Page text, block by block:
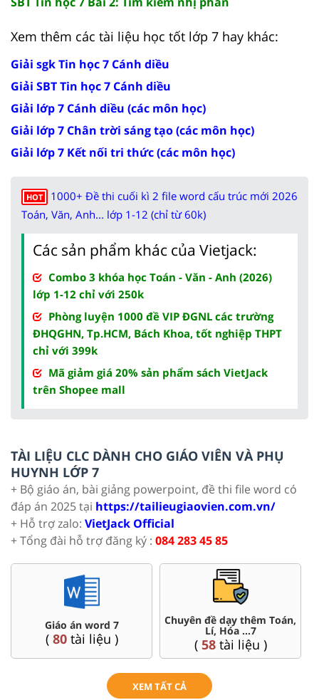
Xem thêm các tài liệu học tốt lớp 7 hay khác:
Giải sgk Tin học 7 Cánh diều
Giải SBT Tin học 7 Cánh diều
Giải lớp 7 Cánh diều (các môn học)
Giải lớp 7 Chân trời sáng tạo (các môn học)
Giải lớp 7 Kết nối tri thức (các môn học)
HOT
1000+ Đề thi cuối kì 2 file word cấu trúc mới 2026
Toán, Văn, Anh... lớp 1-12 (chỉ từ 60k)
Các sản phẩm khác của Vietjack:
Combo 3 khóa học Toán - Văn - Anh (2026)
lớp 1-12 chỉ với 250k
Phòng luyện 1000 đề VIP ĐGNL các trường
ĐHQGHN, Tp.HCM, Bách Khoa, tốt nghiệp THPT
chỉ với 399k
Mã giảm giá 20% sản phẩm sách VietJack
trên Shopee mall
TÀI LIỆU CLC DÀNH CHO GIÁO VIÊN VÀ PHỤ
HUYNH LỚP 7
+ Bộ giáo án, bài giảng powerpoint, đề thi file word có
đáp án 2025 tại https://tailieugiaovien.com.vn/
+ Hỗ trợ zalo: VietJack Official
+ Tổng đài hỗ trợ đăng ký : 084 283 45 85
Giáo án word 7
( 80tài liệu )
Chuyên đề dạy thêm Toán,
Lí, Hóa ...7
( 58tài liệu )
XEM TẤT CẢ